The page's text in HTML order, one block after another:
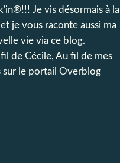
Je vis désormais à la
je vous raconte aussi ma
vie via ce blog.
de Cécile, Au fil de mes
sur le portail Overblog